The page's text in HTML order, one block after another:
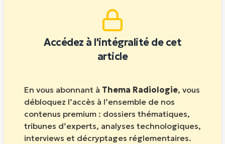
Accédez à l'intégralité de cet
article
En vous abonnant à Thema Radiologie, vous
débloquez l’accès à l’ensemble de nos
contenus premium : dossiers thématiques,
tribunes d’experts, analyses technologiques,
interviews et décryptages réglementaires.